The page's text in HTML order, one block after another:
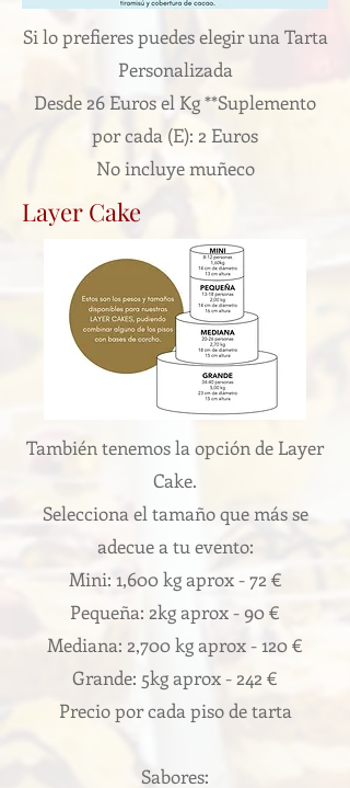
Si lo prefieres puedes elegir una Tarta
Personalizada
Desde 26 Euros el Kg **Suplemento
por cada (E): 2 Euros
No incluye muñeco
Layer Cake
También tenemos la opción de Layer
Cake.
Selecciona el tamaño que más se
adecue a tu evento:
Mini: 1,600 kg aprox - 72 €
Pequeña: 2kg aprox - 90 €
Mediana: 2,700 kg aprox - 120 €
Grande: 5kg aprox - 242 €
Precio por cada piso de tarta
Sabores: